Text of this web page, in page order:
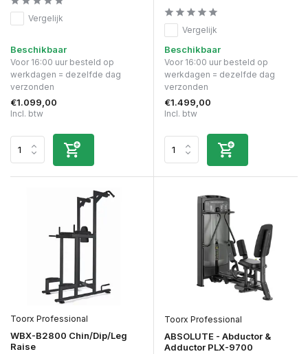
Vergelijk
Beschikbaar
Voor 16:00 uur besteld op
werkdagen = dezelfde dag
verzonden
€1.099,00
Incl. btw
Vergelijk
Beschikbaar
Voor 16:00 uur besteld op
werkdagen = dezelfde dag
verzonden
€1.499,00
Incl. btw
Toorx Professional
WBX-B2800 Chin/Dip/Leg
Raise
Toorx Professional
ABSOLUTE - Abductor &
Adductor PLX-9700